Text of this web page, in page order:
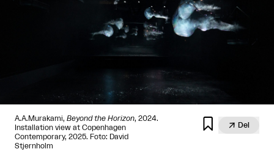
A.A.Murakami, Beyond the Horizon, 2024.
Installation view at Copenhagen
Contemporary, 2025. Foto: David
Stjernholm
  Del